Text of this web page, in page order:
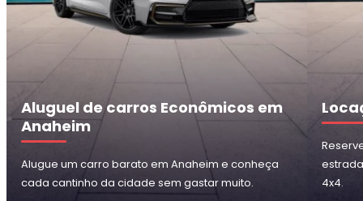
Aluguel de carros Econômicos em
Anaheim
Alugue um carro barato em Anaheim e conheça
cada cantinho da cidade sem gastar muito.
4x4.